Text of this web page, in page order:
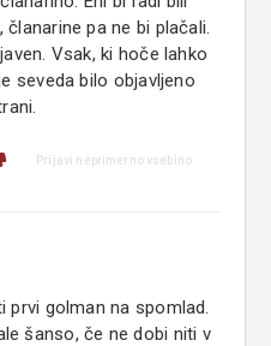
članarine pa ne bi plačali.
Vsak, ki hoče lahko
seveda bilo objavljeno
Prijavi neprimerno vsebino
prvi golman na spomlad.
šanso, če ne dobi niti v